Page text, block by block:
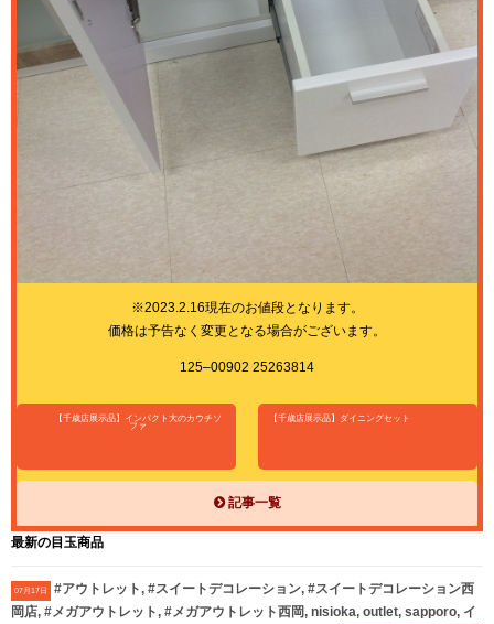
※2023.2.16現在のお値段となります。
価格は予告なく変更となる場合がございます。
125–00902 25263814
【千歳店展示品】インパクト大のカウチソ
ファ
【千歳店展示品】ダイニングセット
記事一覧
最新の目玉商品
07月17日
#アウトレット, #スイートデコレーション, #スイートデコレーション西
岡店, #メガアウトレット, #メガアウトレット西岡, nisioka, outlet, sapporo, イ